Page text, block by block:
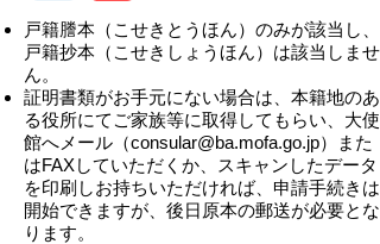
戸籍謄本（こせきとうほん）のみが該当し、
戸籍抄本（こせきしょうほん）は該当しませ
ん。
証明書類がお手元にない場合は、本籍地のあ
る役所にてご家族等に取得してもらい、大使
館へメール（consular@ba.mofa.go.jp）また
はFAXしていただくか、スキャンしたデータ
を印刷しお持ちいただければ、申請手続きは
開始できますが、後日原本の郵送が必要とな
ります。